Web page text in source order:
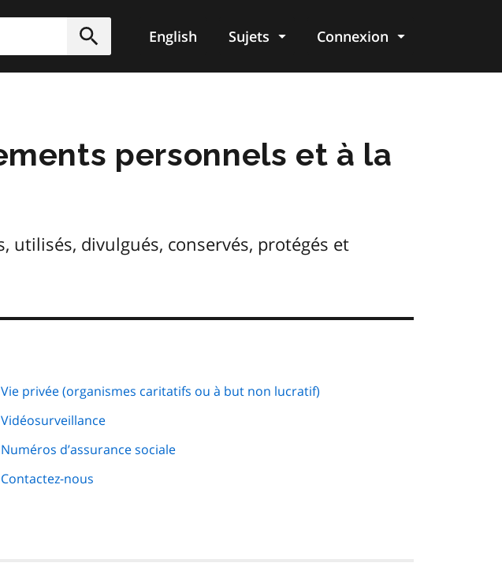
Soumettre
English Sujets Connexion
personnels et à la
divulgués, conservés, protégés et
Vie privée (organismes caritatifs ou à but non lucratif)
Vidéosurveillance
Numéros d’assurance sociale
Contactez-nous